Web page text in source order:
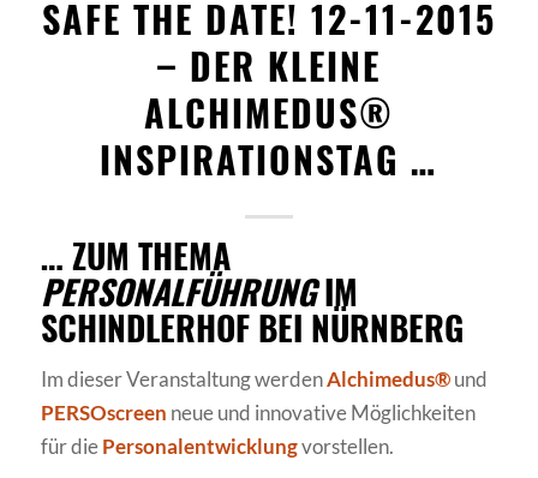
SAFE THE DATE! 12-11-2015
– DER KLEINE
ALCHIMEDUS®
INSPIRATIONSTAG …
… ZUM THEMA
PERSONALFÜHRUNGIM
SCHINDLERHOF BEI NÜRNBERG
Im dieser Veranstaltung werdenAlchimedus®und
PERSOscreen neue und innovative Möglichkeiten
für diePersonalentwicklungvorstellen.